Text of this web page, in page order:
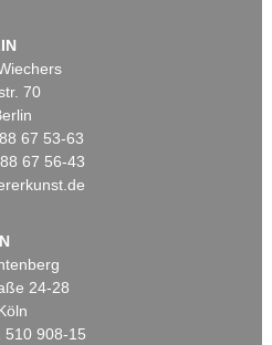
70
67 53-63
67 56-43
24-28
510 908-15